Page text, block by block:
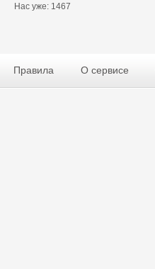
Нас уже: 1467
Правила О сервисе